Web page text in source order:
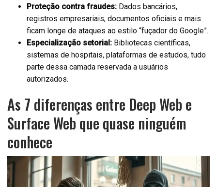
Proteção contra fraudes: Dados bancários,
registros empresariais, documentos oficiais e mais
ficam longe de ataques ao estilo “fuçador do Google”.
Especialização setorial: Bibliotecas científicas,
sistemas de hospitais, plataformas de estudos, tudo
parte dessa camada reservada a usuários
autorizados.
As 7 diferenças entre Deep Web e
Surface Web que quase ninguém
conhece